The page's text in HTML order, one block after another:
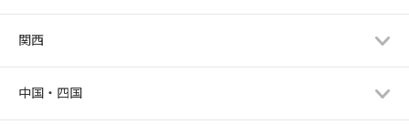
関西
中国・四国